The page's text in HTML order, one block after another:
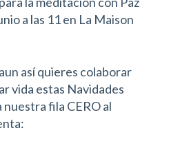
a las 11 en La Maison
así quieres colaborar
vida estas Navidades
fila CERO al